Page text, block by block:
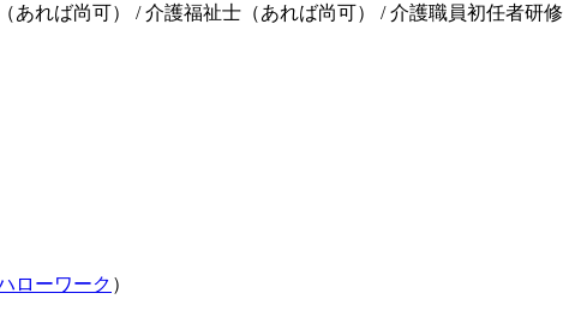
あれば尚可） / 介護福祉士（あれば尚可） / 介護職員初任者研
ローワーク ）